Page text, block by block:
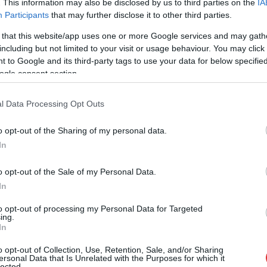
This information may also be disclosed by us to third parties on the
Participants that may further disclose it to other third parties.
that this website/app uses one or more Google services and may
but not limited to your visit or usage behaviour. You may
to Google and its third-party tags to use your data for below
consent section.
Data Processing Opt Outs
opt-out of the Sharing of my personal data.
opt-out of the Sale of my Personal Data.
opt-out of processing my Personal Data for Targeted
opt-out of Collection, Use, Retention, Sale, and/or Sharing
Data that Is Unrelated with the Purposes for which it
A Tisza vízszintje ismét olyan tartományba
süllyedt Szolnoknál, amely néhány éve még
rendkívüli jelenségnek számított. A folyó
állapota egyre komolyabb kérdéseket vet fel
a vízgazdálkodásról, miközben más
egyre aggasztóbb folyamatok zajlanak.
TOVÁBB OLVASOM
,tisza, Velencei-tó,vízállás , vízgazdálkodás,Zagyva-torkolat